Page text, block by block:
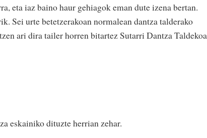
eta iaz baino haur gehiagok eman dute izena bertan.
Sei urte betetzerakoan normalean dantza talderako
ari dira tailer horren bitartez Sutarri Dantza
eskainiko dituzte herrian zehar.